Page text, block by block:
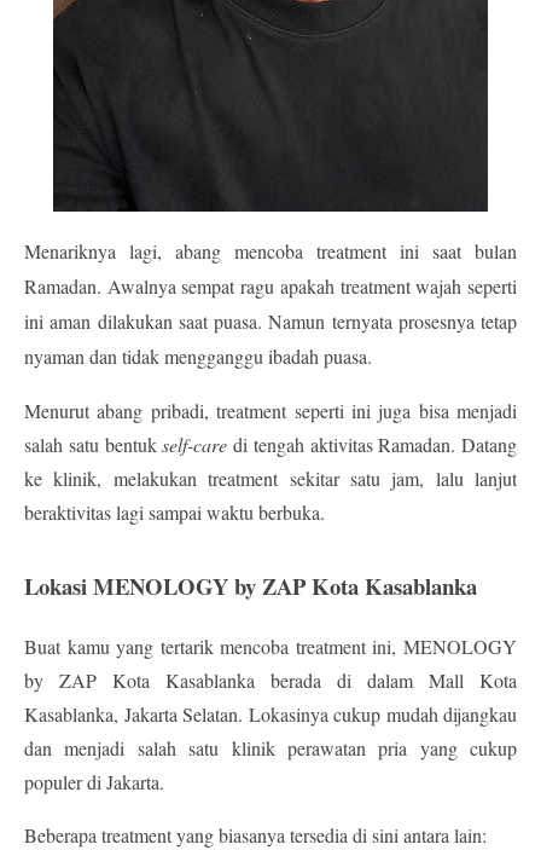
Menariknya lagi, abang mencoba treatment ini saat bulan
Ramadan. Awalnya sempat ragu apakah treatment wajah seperti
ini aman dilakukan saat puasa. Namun ternyata prosesnya tetap
nyaman dan tidak mengganggu ibadah puasa.
Menurut abang pribadi, treatment seperti ini juga bisa menjadi
salah satu bentuk self-care di tengah aktivitas Ramadan. Datang
ke klinik, melakukan treatment sekitar satu jam, lalu lanjut
beraktivitas lagi sampai waktu berbuka.
Lokasi MENOLOGY by ZAP Kota Kasablanka
Buat kamu yang tertarik mencoba treatment ini, MENOLOGY
by ZAP Kota Kasablanka berada di dalam Mall Kota
Kasablanka, Jakarta Selatan. Lokasinya cukup mudah dijangkau
dan menjadi salah satu klinik perawatan pria yang cukup
populer di Jakarta.
Beberapa treatment yang biasanya tersedia di sini antara lain: